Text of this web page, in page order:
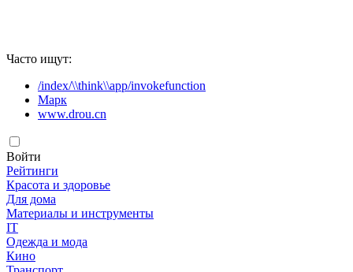
Часто ищут:
/index/\\think\\app/invokefunction
Марк
www.drou.cn
Войти
Рейтинги
Красота и здоровье
Для дома
Материалы и инструменты
IT
Одежда и мода
Кино